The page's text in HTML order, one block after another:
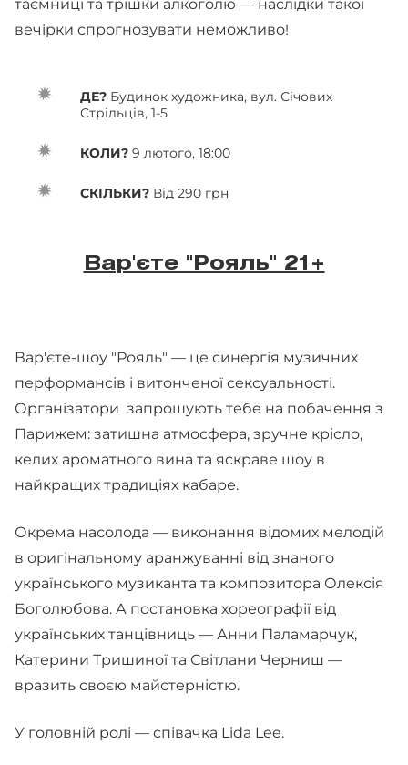
таємниці та трішки алкоголю — наслідки такої
вечірки спрогнозувати неможливо!
ДЕ? Будинок художника, вул. Січових
Стрільців, 1-5
КОЛИ? 9 лютого, 18:00
СКІЛЬКИ? Від 290 грн
Вар'єте "Рояль" 21+
Вар'єте-шоу "Рояль" — це синергія музичних
перформансів і витонченої сексуальності.
Організатори запрошують тебе на побачення з
Парижем: затишна атмосфера, зручне крісло,
келих ароматного вина та яскраве шоу в
найкращих традиціях кабаре.
Окрема насолода — виконання відомих мелодій
в оригінальному аранжуванні від знаного
українського музиканта та композитора Олексія
Боголюбова. А постановка хореографії від
українських танцівниць — Анни Паламарчук,
Катерини Тришиної та Світлани Черниш —
вразить своєю майстерністю.
У головній ролі — співачка Lida Lee.